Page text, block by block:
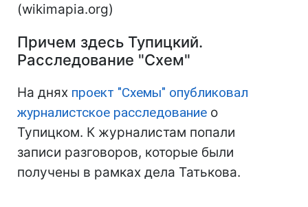
(wikimapia.org)
Причем здесь Тупицкий.
Расследование "Схем"
На днях проект "Схемы" опубликовал
журналистское расследование о
Тупицком. К журналистам попали
записи разговоров, которые были
получены в рамках дела Татькова.